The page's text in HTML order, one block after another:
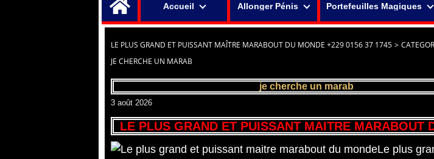
Accueil
Allonger Pénis Portefeuilles Magiques
LE PLUS GRAND ET PUISSANT MAÎTRE MARABOUT DU MONDE +229 0156 37 1745 >
JE CHERCHE UN MARAB
je cherche un marab
3 août 2026
LE PLUS GRAND ET PUISSANT MAITRE MARABOUT
Le plus